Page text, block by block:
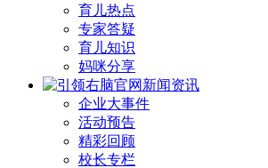
育儿热点
专家答疑
育儿知识
妈咪分享
新闻资讯
企业大事件
活动预告
精彩回顾
校长专栏